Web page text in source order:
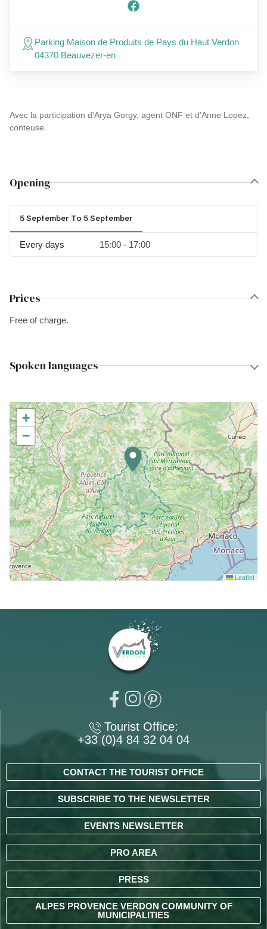
Avec la participation d’Arya Gorgy, agent ONF et d’Anne Lopez,
conteuse.
Opening
5 September To 5 September
Every days 15:00 - 17:00
Prices
Free of charge.
Spoken languages
+
−
Leaflet
Parking Maison de Produits de Pays du Haut Verdon
04370 Beauvezer-en
Tourist Office:
+33 (0)4 84 32 04 04
CONTACT THE TOURIST OFFICE
SUBSCRIBE TO THE NEWSLETTER
EVENTS NEWSLETTER
PRO AREA
PRESS
ALPES PROVENCE VERDON COMMUNITY OF
MUNICIPALITIES